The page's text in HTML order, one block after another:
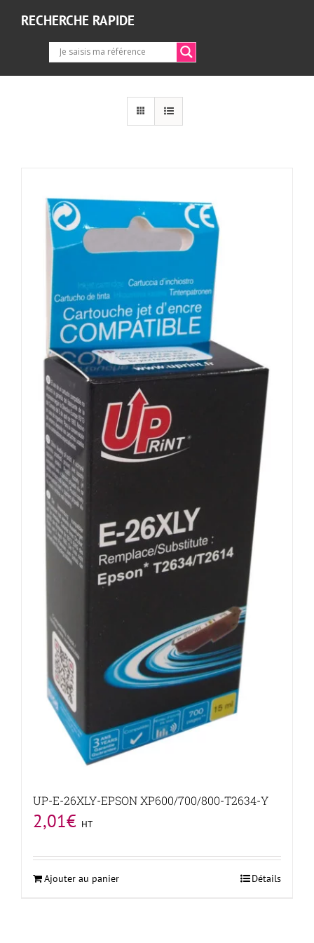
RECHERCHE RAPIDE
UP-E-26XLY-EPSON XP600/700/800-T2634-Y
2,01€ HT
Ajouter au panier Détails